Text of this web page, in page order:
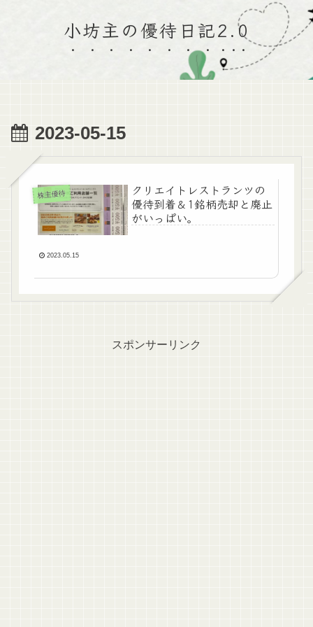
小坊主の優待日記2.0
2023-05-15
株主優待
クリエイトレストランツの
優待到着＆1銘柄売却と廃止
がいっぱい。
2023.05.15
スポンサーリンク